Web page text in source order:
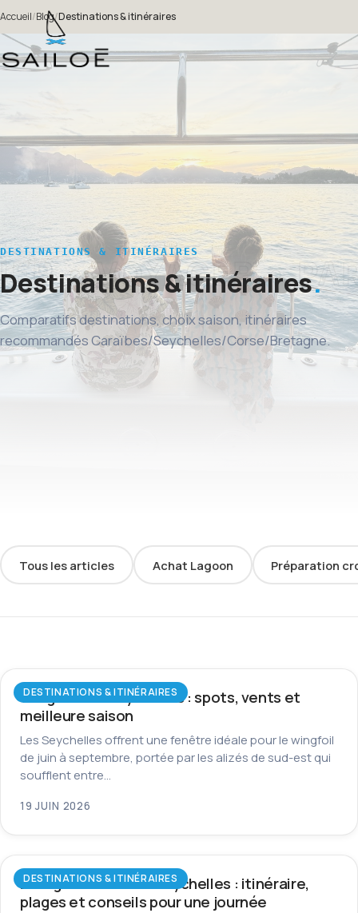
Accueil/Blog/Destinations & itinéraires
DESTINATIONS & ITINÉRAIRES
Destinations & itinéraires
Comparatifs destinations, choix saison, itinéraires
recommandés Caraïbes/Seychelles/Corse/Bretagne.
Tous les articles Achat Lagoon Préparation
DESTINATIONS & ITINÉRAIRES
Wingfoil aux Seychelles : spots, vents et
meilleure saison
Les Seychelles offrent une fenêtre idéale pour le wingfoil
de juin à septembre, portée par les alizés de sud-est qui
soufflent entre…
19 JUIN 2026
DESTINATIONS & ITINÉRAIRES
La Digue à vélo aux Seychelles : itinéraire,
plages et conseils pour une journée